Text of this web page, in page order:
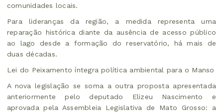
comunidades locais.
Para lideranças da região, a medida representa uma
reparação histórica diante da ausência de acesso público
ao lago desde a formação do reservatório, há mais de
duas décadas.
Lei do Peixamento íntegra política ambiental para o Manso
A nova legislação se soma a outra proposta apresentada
anteriormente pelo deputado Elizeu Nascimento e
aprovada pela Assembleia Legislativa de Mato Grosso: a